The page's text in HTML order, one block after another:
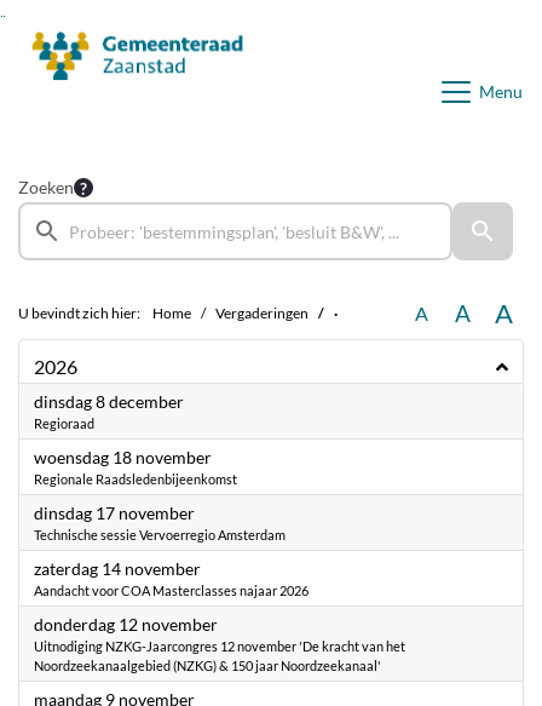
Menu
Zoeken
U bevindt zich hier: Home Vergaderingen · A A A
2026
dinsdag 8 december2026
Regioraad
woensdag 18 november2026
Regionale Raadsledenbijeenkomst
dinsdag 17 november2026
Technische sessie Vervoerregio Amsterdam
zaterdag 14 november2026
Aandacht voor COA Masterclasses najaar 2026
donderdag 12 november2026
Uitnodiging NZKG-Jaarcongres 12 november 'De kracht van het
Noordzeekanaalgebied (NZKG) & 150 jaar Noordzeekanaal'
maandag 9 november2026